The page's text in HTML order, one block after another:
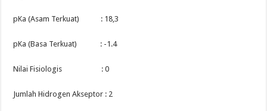
pKa (Asam Terkuat) : 18,3
pKa (Basa Terkuat) : -1.4
Nilai Fisiologis : 0
Jumlah Hidrogen Akseptor : 2